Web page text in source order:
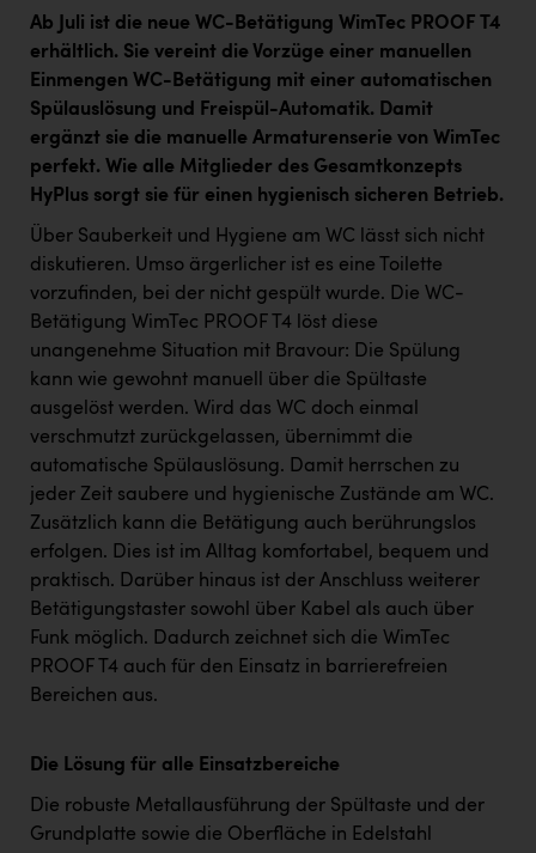
Ab Juli ist die neue WC-Betätigung WimTec PROOF T4
erhältlich. Sie vereint die Vorzüge einer manuellen
Einmengen WC-Betätigung mit einer automatischen
Spülauslösung und Freispül-Automatik. Damit
ergänzt sie die manuelle Armaturenserie von WimTec
perfekt. Wie alle Mitglieder des Gesamtkonzepts
HyPlus sorgt sie für einen hygienisch sicheren Betrieb.
Über Sauberkeit und Hygiene am WC lässt sich nicht
diskutieren. Umso ärgerlicher ist es eine Toilette
vorzufinden, bei der nicht gespült wurde. Die WC-
Betätigung WimTec PROOF T4 löst diese
unangenehme Situation mit Bravour: Die Spülung
kann wie gewohnt manuell über die Spültaste
ausgelöst werden. Wird das WC doch einmal
verschmutzt zurückgelassen, übernimmt die
automatische Spülauslösung. Damit herrschen zu
jeder Zeit saubere und hygienische Zustände am WC.
Zusätzlich kann die Betätigung auch berührungslos
erfolgen. Dies ist im Alltag komfortabel, bequem und
praktisch. Darüber hinaus ist der Anschluss weiterer
Betätigungstaster sowohl über Kabel als auch über
Funk möglich. Dadurch zeichnet sich die WimTec
PROOF T4 auch für den Einsatz in barrierefreien
Bereichen aus.
Die Lösung für alle Einsatzbereiche
Die robuste Metallausführung der Spültaste und der
Grundplatte sowie die Oberfläche in Edelstahl